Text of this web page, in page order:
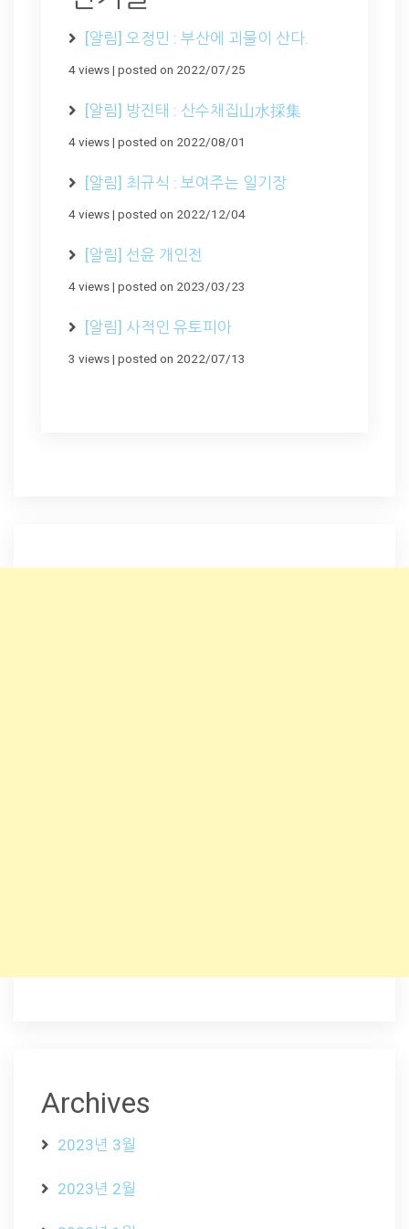
[알림] 오정민 : 부산에 괴물이 산다.
4 views| posted on 2022/07/25
[알림] 방진태 : 산수채집山水採集
4 views| posted on 2022/08/01
[알림] 최규식 : 보여주는 일기장
4 views| posted on 2022/12/04
[알림] 선윤 개인전
4 views| posted on 2023/03/23
[알림] 사적인 유토피아
3 views| posted on 2022/07/13
Archives
2023년 3월
2023년 2월